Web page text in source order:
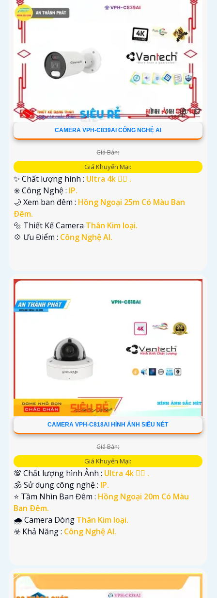
CAMERA VPH-C839AI CÔNG NGHỆ AI
Giá Bán:
Giá Khuyến Mại:
✨ Chất lượng hình : Ultra 4k 👍🏾 .
✳️ Công Nghệ : IP.
🌙 Xem ban đêm : Hồng Ngoại 25m Có Màu Ban
Ðêm.
🔩 Thiết Kế Camera Thân Kim loại.
️💠 Ưu Điểm : Công Nghệ AI.
CAMERA VPH-C818AI HÌNH ẢNH SIÊU NÉT
Giá Bán:
Giá Khuyến Mại:
💯 Chất lượng hình Ảnh : Ultra 4k 👍🏾 .
🕉️ Sử dụng công nghệ : IP.
⭐ Tầm Nhìn Ban Đêm : Hồng Ngoại 20m Có Màu
Ban Ðêm.
🌧️ Camera Dòng Thân Kim loại.
️☣️ Khả Năng : Công Nghệ AI.